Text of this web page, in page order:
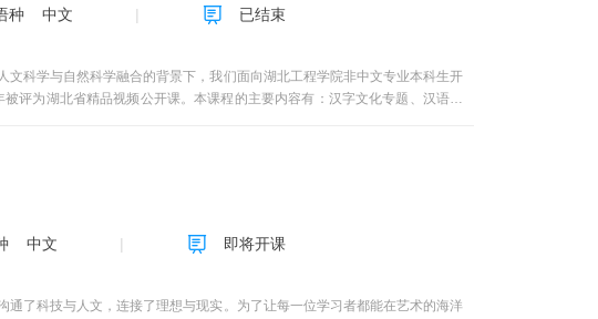
种 中文 已结束
科学与自然科学融合的背景下，我们面向湖北工程学院非中文专业本科生开
评为湖北省精品视频公开课。本课程的主要内容有：汉字文化专题、汉语艺
国高等教育立德树人的总目标添砖加瓦。
中文 即将开课
了科技与人文，连接了理想与现实。为了让每一位学习者都能在艺术的海洋